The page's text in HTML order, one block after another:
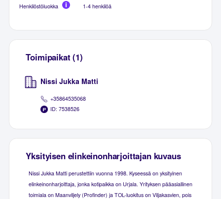
Henkilöstöluokka
1-4 henkilöä
Toimipaikat (1)
Nissi Jukka Matti
+35864535068
ID: 7538526
Yksityisen elinkeinonharjoittajan kuvaus
Nissi Jukka Matti perustettiin vuonna 1998. Kyseessä on yksityinen
elinkeinonharjoittaja, jonka kotipaikka on Urjala. Yrityksen pääasiallinen
toimiala on Maanviljely (Profinder) ja TOL-luokitus on Viljakasvien, pois